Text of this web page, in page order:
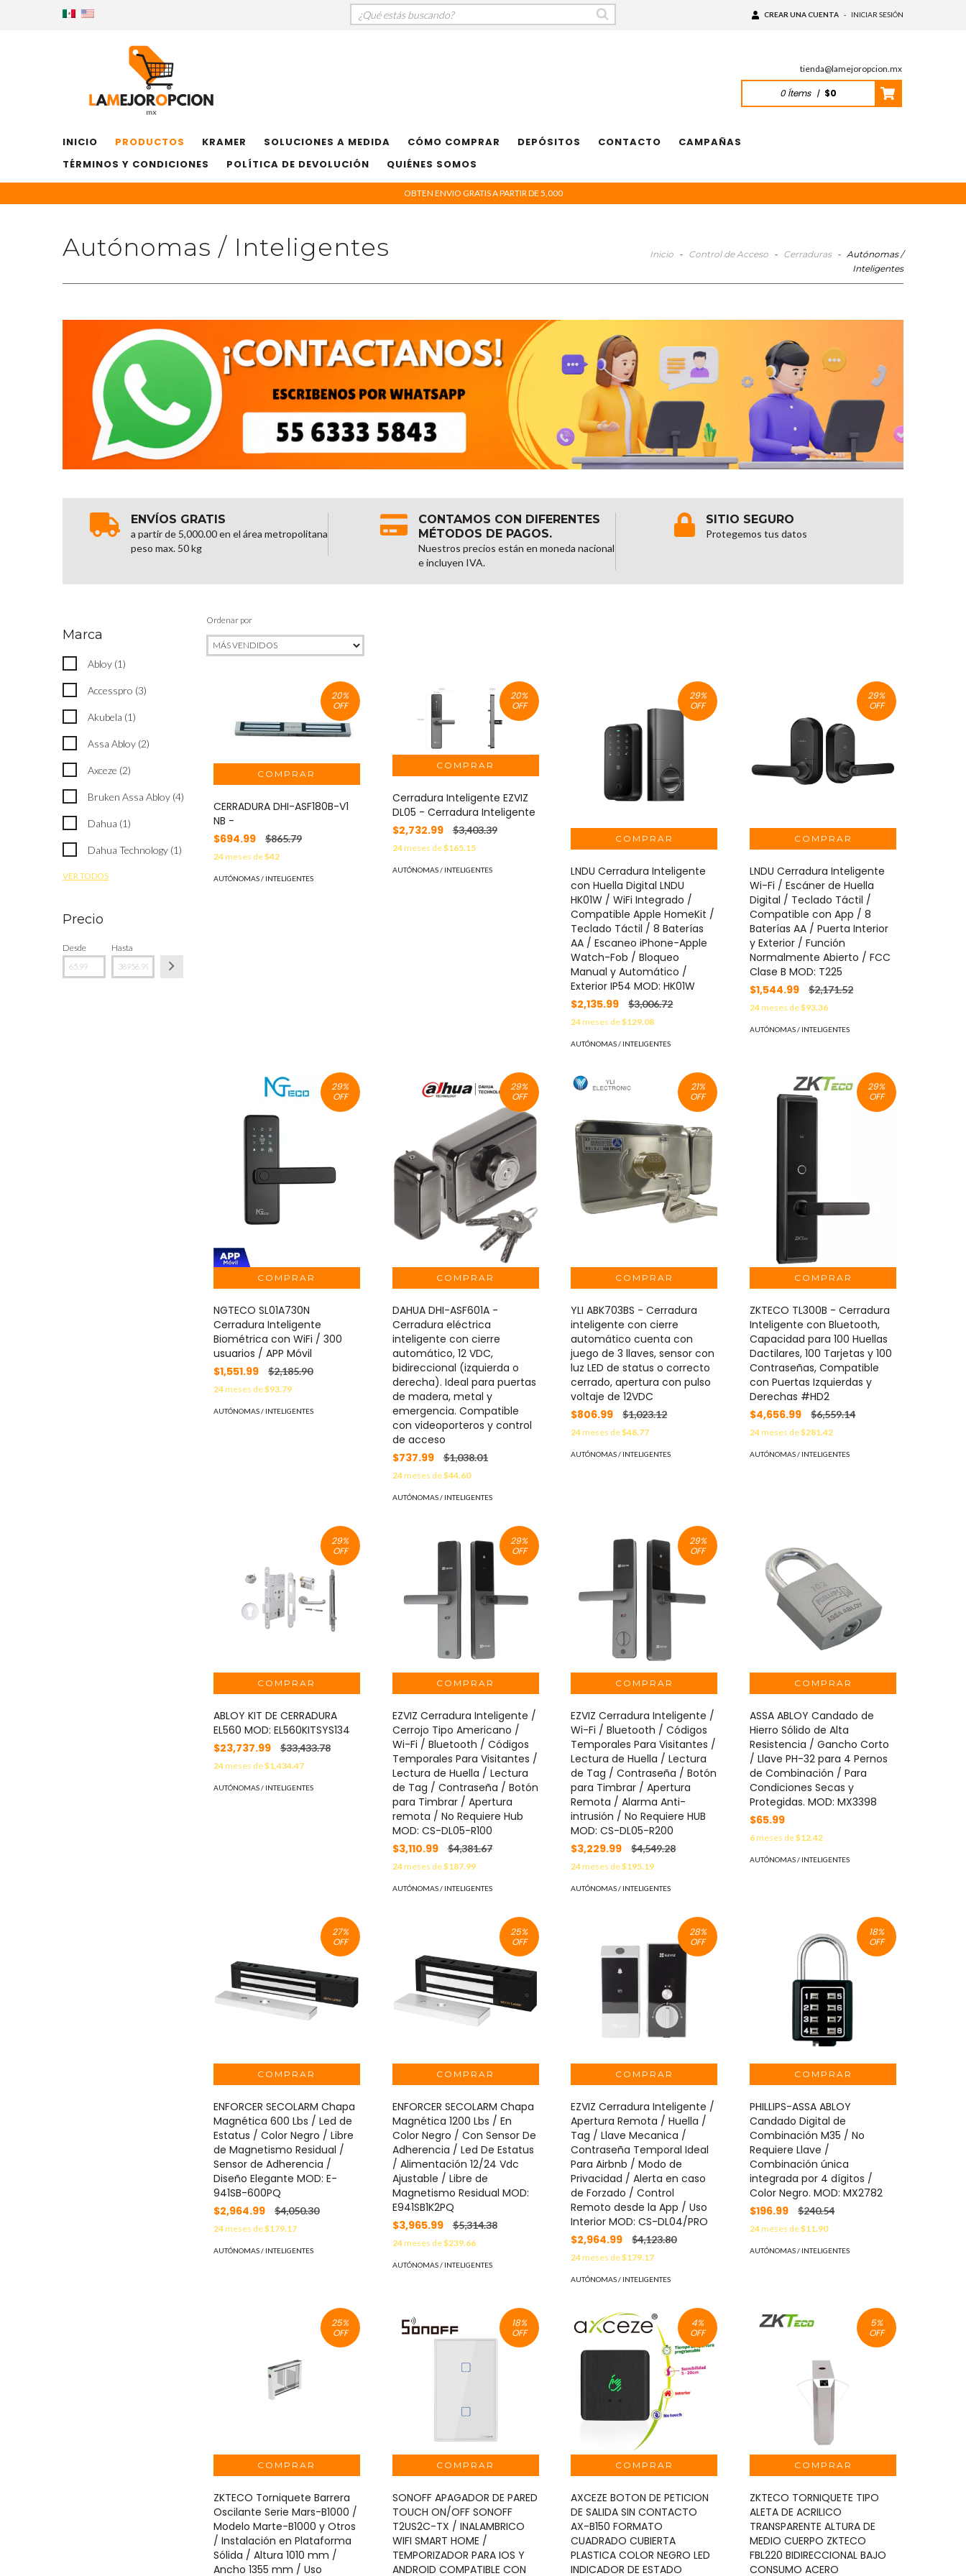
CREAR UNA CUENTA - INICIAR SESIÓN
tienda@lamejoropcion.mx
0Ítems | $0
INICIO PRODUCTOS KRAMER SOLUCIONES A MEDIDA CÓMO COMPRAR DEPÓSITOS CONTACTO
CAMPAÑAS
TÉRMINOS Y CONDICIONES
POLÍTICA DE DEVOLUCIÓN QUIÉNES SOMOS
OBTEN ENVIO GRATIS A PARTIR DE 5,000
Autónomas / Inteligentes Inicio - Control de Acceso - Cerraduras - Autónomas /
Inteligentes
ENVÍOS GRATIS
a partir de 5,000.00 en el área metropolitana
peso max. 50 kg
CONTAMOS CON DIFERENTES
MÉTODOS DE PAGOS.
Nuestros precios están en moneda nacional
e incluyen IVA.
SITIO SEGURO
Protegemos tus datos
Marca
Abloy (1)
Accesspro (3)
Akubela (1)
Assa Abloy (2)
Axceze (2)
Bruken Assa Abloy (4)
Dahua (1)
Dahua Technology (1)
VER TODOS
Precio
Desde Hasta
Ordenar por
20%
OFF
CERRADURA DHI-ASF180B-V1
NB -
$694.99
$865.79
24meses de$42
AUTÓNOMAS / INTELIGENTES
20%
OFF
Cerradura Inteligente EZVIZ
DL05 - Cerradura Inteligente
$2,732.99
$3,403.39
24meses de$165.15
AUTÓNOMAS / INTELIGENTES
29%
OFF
LNDU Cerradura Inteligente
con Huella Digital LNDU
HK01W / WiFi Integrado /
Compatible Apple HomeKit /
Teclado Táctil / 8 Baterías
AA / Escaneo iPhone-Apple
Watch-Fob / Bloqueo
Manual y Automático /
Exterior IP54 MOD: HK01W
$2,135.99
$3,006.72
24meses de$129.08
AUTÓNOMAS / INTELIGENTES
29%
OFF
LNDU Cerradura Inteligente
Wi-Fi / Escáner de Huella
Digital / Teclado Táctil /
Compatible con App / 8
Baterías AA / Puerta Interior
y Exterior / Función
Normalmente Abierto / FCC
Clase B MOD: T225
$1,544.99
$2,171.52
24meses de$93.36
AUTÓNOMAS / INTELIGENTES
29%
OFF
NGTECO SL01A730N
Cerradura Inteligente
Biométrica con WiFi / 300
usuarios / APP Móvil
$1,551.99
$2,185.90
24meses de$93.79
AUTÓNOMAS / INTELIGENTES
29%
OFF
DAHUA DHI-ASF601A -
Cerradura eléctrica
inteligente con cierre
automático, 12 VDC,
bidireccional (izquierda o
derecha). Ideal para puertas
de madera, metal y
emergencia. Compatible
con videoporteros y control
de acceso
$737.99
$1,038.01
24meses de$44.60
AUTÓNOMAS / INTELIGENTES
21%
OFF
YLI ABK703BS - Cerradura
inteligente con cierre
automático cuenta con
juego de 3 llaves, sensor con
luz LED de status o correcto
cerrado, apertura con pulso
voltaje de 12VDC
$806.99
$1,023.12
24meses de$48.77
AUTÓNOMAS / INTELIGENTES
29%
OFF
ZKTECO TL300B - Cerradura
Inteligente con Bluetooth,
Capacidad para 100 Huellas
Dactilares, 100 Tarjetas y 100
Contraseñas, Compatible
con Puertas Izquierdas y
Derechas #HD2
$4,656.99
$6,559.14
24meses de$281.42
AUTÓNOMAS / INTELIGENTES
29%
OFF
ABLOY KIT DE CERRADURA
EL560 MOD: EL560KITSYS134
$23,737.99
$33,433.78
24meses de$1,434.47
AUTÓNOMAS / INTELIGENTES
29%
OFF
EZVIZ Cerradura Inteligente /
Cerrojo Tipo Americano /
Wi-Fi / Bluetooth / Códigos
Temporales Para Visitantes /
Lectura de Huella / Lectura
de Tag / Contraseña / Botón
para Timbrar / Apertura
remota / No Requiere Hub
MOD: CS-DL05-R100
$3,110.99
$4,381.67
24meses de$187.99
AUTÓNOMAS / INTELIGENTES
29%
OFF
EZVIZ Cerradura Inteligente /
Wi-Fi / Bluetooth / Códigos
Temporales Para Visitantes /
Lectura de Huella / Lectura
de Tag / Contraseña / Botón
para Timbrar / Apertura
Remota / Alarma Anti-
intrusión / No Requiere HUB
MOD: CS-DL05-R200
$3,229.99
$4,549.28
24meses de$195.19
AUTÓNOMAS / INTELIGENTES
ASSA ABLOY Candado de
Hierro Sólido de Alta
Resistencia / Gancho Corto
/ Llave PH-32 para 4 Pernos
de Combinación / Para
Condiciones Secas y
Protegidas. MOD: MX3398
$65.99
6meses de$12.42
AUTÓNOMAS / INTELIGENTES
27%
OFF
ENFORCER SECOLARM Chapa
Magnética 600 Lbs / Led de
Estatus / Color Negro / Libre
de Magnetismo Residual /
Sensor de Adherencia /
Diseño Elegante MOD: E-
941SB-600PQ
$2,964.99
$4,050.30
24meses de$179.17
AUTÓNOMAS / INTELIGENTES
25%
OFF
ENFORCER SECOLARM Chapa
Magnética 1200 Lbs / En
Color Negro / Con Sensor De
Adherencia / Led De Estatus
/ Alimentación 12/24 Vdc
Ajustable / Libre de
Magnetismo Residual MOD:
E941SB1K2PQ
$3,965.99
$5,314.38
24meses de$239.66
AUTÓNOMAS / INTELIGENTES
28%
OFF
EZVIZ Cerradura Inteligente /
Apertura Remota / Huella /
Tag / Llave Mecanica /
Contraseña Temporal Ideal
Para Airbnb / Modo de
Privacidad / Alerta en caso
de Forzado / Control
Remoto desde la App / Uso
Interior MOD: CS-DL04/PRO
$2,964.99
$4,123.80
24meses de$179.17
AUTÓNOMAS / INTELIGENTES
18%
OFF
PHILLIPS-ASSA ABLOY
Candado Digital de
Combinación M35 / No
Requiere Llave /
Combinación única
integrada por 4 dígitos /
Color Negro. MOD: MX2782
$196.99
$240.54
24meses de$11.90
AUTÓNOMAS / INTELIGENTES
25%
OFF
ZKTECO Torniquete Barrera
Oscilante Serie Mars-B1000 /
Modelo Marte-B1000 y Otros
/ Instalación en Plataforma
Sólida / Altura 1010 mm /
Ancho 1355 mm / Uso
18%
OFF
SONOFF APAGADOR DE PARED
TOUCH ON/OFF SONOFF
T2US2C-TX / INALAMBRICO
WIFI SMART HOME /
TEMPORIZADOR PARA IOS Y
ANDROID COMPATIBLE CON
4%
OFF
AXCEZE BOTON DE PETICION
DE SALIDA SIN CONTACTO
AX-B150 FORMATO
CUADRADO CUBIERTA
PLASTICA COLOR NEGRO LED
INDICADOR DE ESTADO
5%
OFF
ZKTECO TORNIQUETE TIPO
ALETA DE ACRILICO
TRANSPARENTE ALTURA DE
MEDIO CUERPO ZKTECO
FBL220 BIDIRECCIONAL BAJO
CONSUMO ACERO